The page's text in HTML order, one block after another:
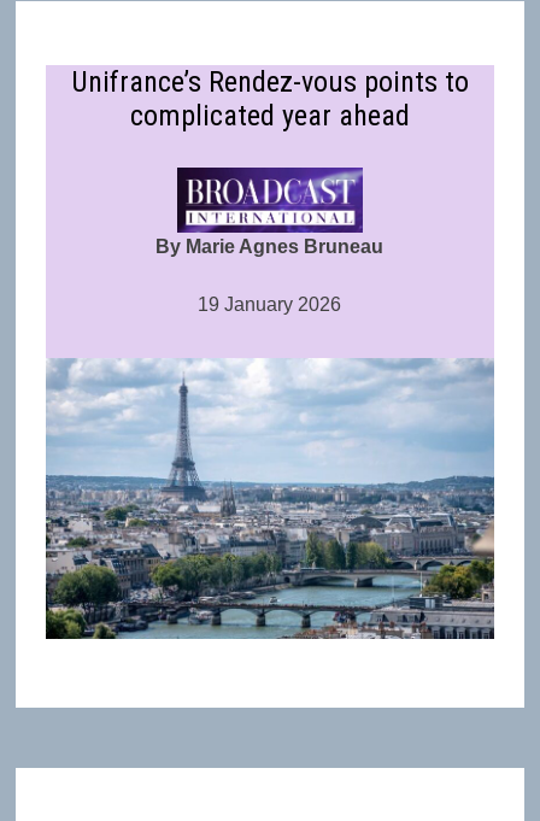
Unifrance’s Rendez-vous points to
complicated year ahead
By Marie Agnes Bruneau
19 January 2026